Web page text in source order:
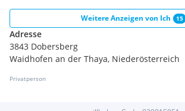
Weitere Anzeigen von Ich 15
Adresse
3843 Dobersberg
Waidhofen an der Thaya, Niederösterreich
Privatperson